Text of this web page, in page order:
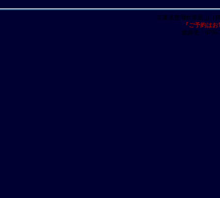
兵庫県豊岡市津居山
『ご予約は
連絡先：